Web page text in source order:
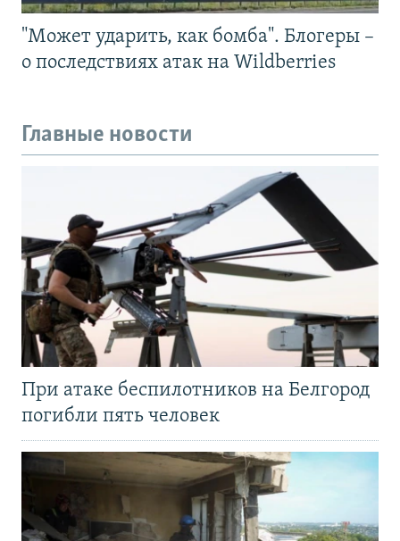
"Может ударить, как бомба". Блогеры –
о последствиях атак на Wildberries
Главные новости
При атаке беспилотников на Белгород
погибли пять человек